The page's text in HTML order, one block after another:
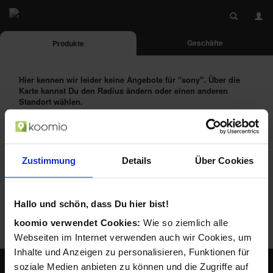
Zustimmung Details Über Cookies
Hallo und schön, dass Du hier bist!
koomio verwendet Cookies: Wie so ziemlich alle
Webseiten im Internet verwenden auch wir Cookies, um
Inhalte und Anzeigen zu personalisieren, Funktionen für
soziale Medien anbieten zu können und die Zugriffe auf
Produkte Geschäfte
Hier kennen wir leider keine Angebote für "sony". Über die
Karte kannst Du den Radius ändern oder einen anderen
Standort wählen.